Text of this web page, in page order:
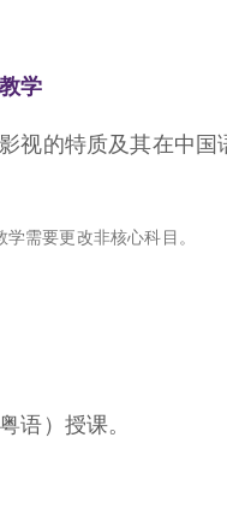
学
视的特质及其在中
需要更改非核心科目。
语）授课。